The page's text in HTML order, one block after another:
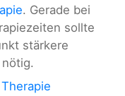
. Gerade bei
sollte
stärkere
Therapie